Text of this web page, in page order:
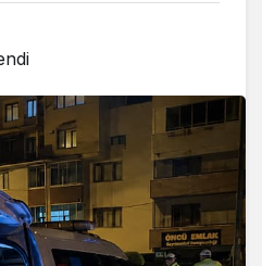
Dumanı Görenler